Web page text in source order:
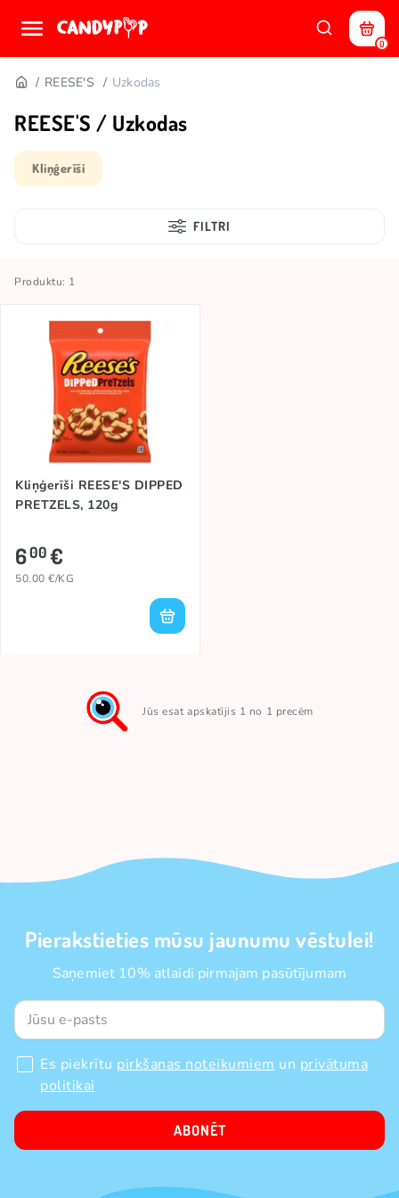
0
REESE'S Uzkodas
REESE'S / Uzkodas
Kliņģerīši
FILTRI
Produktu: 1
Kliņģerīši REESE'S DIPPED
PRETZELS, 120g
600€
50.00 €/KG
Jūs esat apskatījis 1 no 1 precēm
Pierakstieties mūsu jaunumu vēstulei!
Saņemiet 10% atlaidi pirmajam pasūtījumam
Es piekrītu pirkšanas noteikumiem un privātuma
politikai
ABONĒT